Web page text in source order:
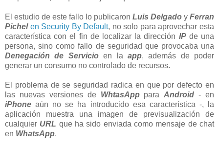
El estudio de este fallo lo publicaron Luis Delgado y Ferran
Pichel en Security By Default, no solo para aprovechar esta
característica con el fin de localizar la dirección IPde una
persona, sino como fallo de seguridad que provocaba una
Denegación de Servicioen la app, además de poder
generar un consumo no controlado de recursos.
El problema de se seguridad radica en que por defecto en
las nuevas versiones de WhtasAppparaAndroid - en
iPhone aún no se ha introducido esa característica -, la
aplicación muestra una imagen de previsualización de
cualquier URL que ha sido enviada como mensaje de chat
en WhatsApp.